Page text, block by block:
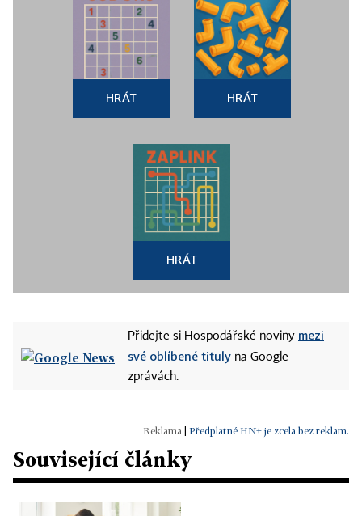
HRÁT HRÁT
HRÁT
Přidejte si Hospodářské noviny mezi
své oblíbené tituly na Google
zprávách.
Předplatné HN+ je zcela bez reklam.
Související články